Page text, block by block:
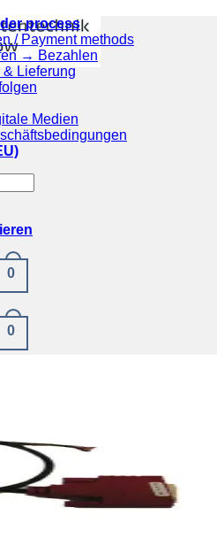
process
/ Payment methods
→ Bezahlen
Lieferung
Medien
0
0